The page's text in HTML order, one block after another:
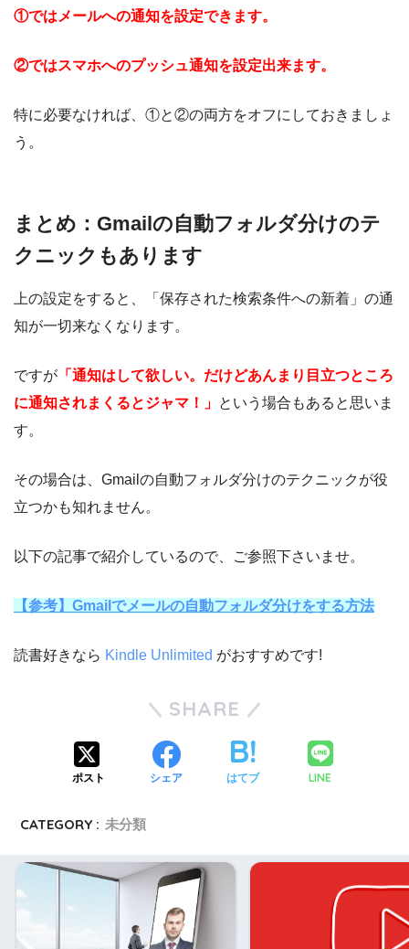
①ではメールへの通知を設定できます。
②ではスマホへのプッシュ通知を設定出来ます。
特に必要なければ、①と②の両方をオフにしておきましょ
う。
まとめ：Gmailの自動フォルダ分けのテ
クニックもあります
上の設定をすると、「保存された検索条件への新着」の通
知が一切来なくなります。
ですが 「通知はして欲しい。だけどあんまり目立つところ
に通知されまくるとジャマ！」 という場合もあると思いま
す。
その場合は、Gmailの自動フォルダ分けのテクニックが役
立つかも知れません。
以下の記事で紹介しているので、ご参照下さいませ。
【参考】Gmailでメールの自動フォルダ分けをする方法
読書好きなら Kindle Unlimited がおすすめです!
SHARE
ポスト シェア はてブ LINE
CATEGORY : 未分類